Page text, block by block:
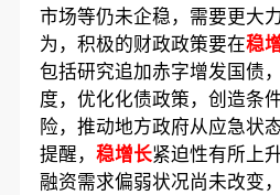
市场等仍未企稳，需要更大
为，积极的财政政策要在稳
包括研究追加赤字增发国债
度，优化化债政策，创造条
险，推动地方政府从应急状
提醒， 稳增长紧迫性有所上
融资需求偏弱状况尚未改